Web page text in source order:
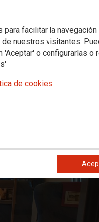
facilitar la navegación
nuestros visitantes.
o configurarlas o
de cookies
ante los
trabajadoras y viajeras con
de actuación ante